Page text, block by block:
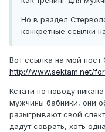
Но в раздел
конкретные ссылки
Вот ссылка на мой пост
http://www.sektam.net/
Кстати по поводу
мужчины бабники, они
разыгрывают свой
дадут соврать, хоть